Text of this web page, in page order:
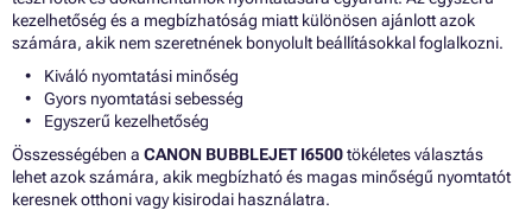
kezelhetőség és a megbízhatóság miatt különösen ajánlott azok
számára, akik nem szeretnének bonyolult beállításokkal foglalkozni.
Kiváló nyomtatási minőség
Gyors nyomtatási sebesség
Egyszerű kezelhetőség
Összességében a CANON BUBBLEJET I6500tökéletes választás
lehet azok számára, akik megbízható és magas minőségű nyomtatót
keresnek otthoni vagy kisirodai használatra.